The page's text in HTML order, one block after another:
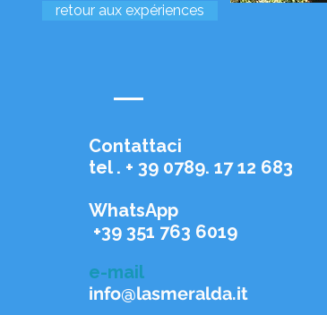
retour aux expériences
Contattaci
tel . + 39 0789. 17 12 683
WhatsApp
+39 351 763 6019
e-mail
info@lasmeralda.it